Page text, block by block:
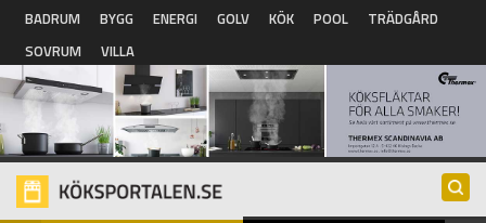
Hoppa till huvudinnehåll
BADRUM BYGG ENERGI GOLV KÖK POOL
TRÄDGÅRD
SOVRUM
VILLA